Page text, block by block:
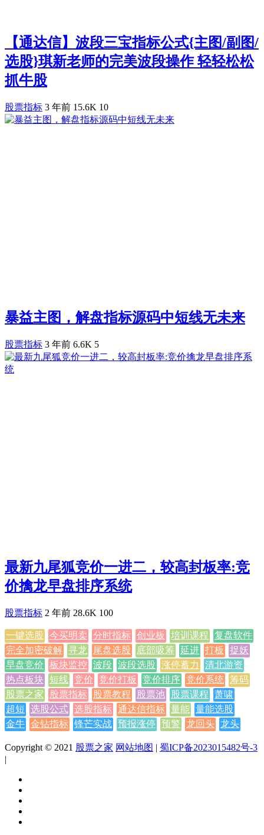
【通达信】波段三宝指标公式{主图/副图/
选股}琪新老师的完美波段操作 轻轻松松
抓牛股
股票指标 3 年前 15.6K 10
暴益主图，解盘指标源码中短线无未来
股票指标 3 年前 6.6K 5
最新九尾狐竞价一进二，较高封板率:竞
价擒龙早盘排序系统
股票指标 2 年前 28.6K 100
一键选股 今买明卖 分时指标 创业板 培训课程
复盘软件
完全加密破解 寻龙 尾盘选股 底部吸筹 延进 打板
捉妖
早盘竞价
板块监控 波段 波段选股 涨停蓄力
清北游资
热点板块
短线 竞价 竞价打板 竞价排序 竞价系统 筹码
股票之家
股票指标 股票教程 股票池 股票课程
萧啸
超短
选股公式 选股指标 通达信指标 量能 量能选股
金牛 金钻指标 锋芒实战 预报涨停 预警 龙回头 龙头
Copyright © 2021 股票之家 网站地图 | 蜀ICP备2023015482号-3
|